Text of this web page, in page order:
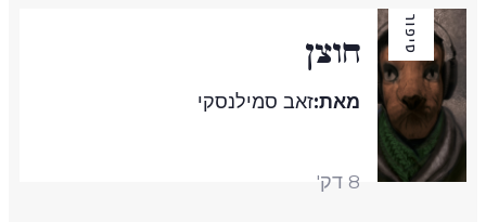
סיפור חוצן
מאת:זאב סמילנסקי
8 דק'